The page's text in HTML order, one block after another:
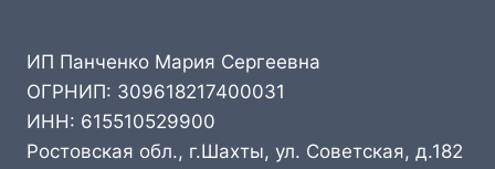
ИП Панченко Мария Сергеевна
ОГРНИП: 309618217400031
ИНН: 615510529900
Ростовская обл., г.Шахты, ул. Советская, д.182